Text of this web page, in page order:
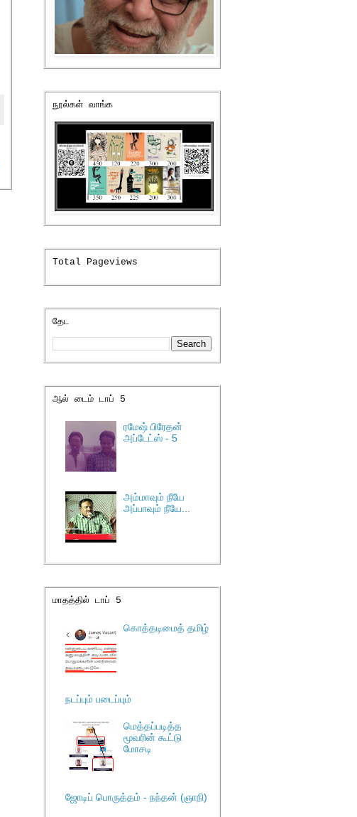
நூல்கள் வாங்க
Total Pageviews
தேட
ஆல் டைம் டாப் 5
ரமேஷ் பிரேதன்
அப்டேட்ஸ் - 5
அம்மாவும் நீயே
அப்பாவும் நீயே...
மாதத்தில் டாப் 5
கொத்தடிமைத் தமிழ்
நடப்பும் படைப்பும்
மெத்தப்படித்த
மூவரின் கூட்டு
மோசடி
ஜோடிப் பொருத்தம் - நந்தன் (ஞாநி)